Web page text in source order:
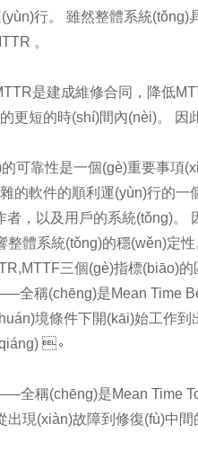
行。 雖然整體系統
。
是建成維修合同，降低
更短的時(shí)間內(nèi)。 因
可靠性是一個(gè)重要事項
的軟件的順利運(yùn)行的一
，以及用戶的系統(tǒng)
整體系統(tǒng)的穩(wěn)定性
三個(gè)指標(biāo)的
全稱(chēng)是Mean Time
境條件下開(kāi)始工作
。
全稱(chēng)是Mean Time
出現(xiàn)故障到修復(fù)中間的